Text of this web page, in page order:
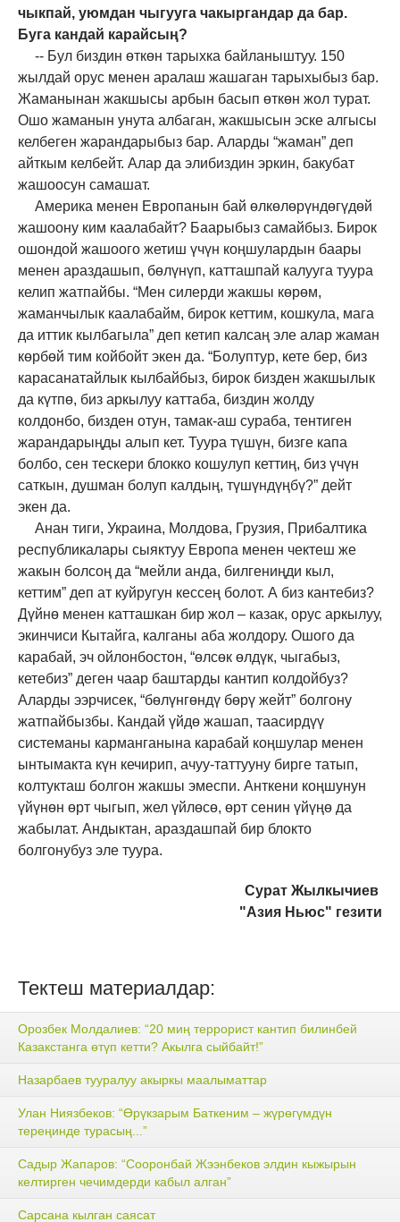
чыкпай, уюмдан чыгууга чакыргандар да бар.
Буга кандай карайсың?
-- Бул биздин өткөн тарыхка байланыштуу. 150
жылдай орус менен аралаш жашаган тарыхыбыз бар.
Жаманынан жакшысы арбын басып өткөн жол турат.
Ошо жаманын унута албаган, жакшысын эске алгысы
келбеген жарандарыбыз бар. Аларды “жаман” деп
айткым келбейт. Алар да элибиздин эркин, бакубат
жашоосун самашат.
Америка менен Европанын бай өлкөлөрүндөгүдөй
жашоону ким каалабайт? Баарыбыз самайбыз. Бирок
ошондой жашоого жетиш үчүн коңшулардын баары
менен араздашып, бөлүнүп, катташпай калууга туура
келип жатпайбы. “Мен силерди жакшы көрөм,
жаманчылык каалабайм, бирок кеттим, кошкула, мага
да иттик кылбагыла” деп кетип калсаң эле алар жаман
көрбөй тим койбойт экен да. “Болуптур, кете бер, биз
карасанатайлык кылбайбыз, бирок бизден жакшылык
да күтпө, биз аркылуу каттаба, биздин жолду
колдонбо, бизден отун, тамак-аш сураба, тентиген
жарандарыңды алып кет. Туура түшүн, бизге капа
болбо, сен тескери блокко кошулуп кеттиң, биз үчүн
саткын, душман болуп калдың, түшүндүңбү?” дейт
экен да.
Анан тиги, Украина, Молдова, Грузия, Прибалтика
республикалары сыяктуу Европа менен чектеш же
жакын болсоң да “мейли анда, билгениңди кыл,
кеттим” деп ат куйругун кессең болот. А биз кантебиз?
Дүйнө менен катташкан бир жол – казак, орус аркылуу,
экинчиси Кытайга, калганы аба жолдору. Ошого да
карабай, эч ойлонбостон, “өлсөк өлдүк, чыгабыз,
кетебиз” деген чаар баштарды кантип колдойбуз?
Аларды ээрчисек, “бөлүнгөндү бөрү жейт” болгону
жатпайбызбы. Кандай үйдө жашап, таасирдүү
системаны карманганына карабай коңшулар менен
ынтымакта күн кечирип, ачуу-таттууну бирге татып,
колтукташ болгон жакшы эмеспи. Анткени коңшунун
үйүнөн өрт чыгып, жел үйлөсө, өрт сенин үйүңө да
жабылат. Андыктан, араздашпай бир блокто
болгонубуз эле туура.
Сурат Жылкычиев
"Азия Ньюс" гезити
Тектеш материалдар:
Орозбек Молдалиев: “20 миң террорист кантип билинбей
Казакстанга өтүп кетти? Акылга сыйбайт!”
Назарбаев тууралуу акыркы маалыматтар
Улан Ниязбеков: “Өрүкзарым Баткеним – жүрөгүмдүн
тереңинде турасың...”
Садыр Жапаров: “Сооронбай Жээнбеков элдин кыжырын
келтирген чечимдерди кабыл алган”
Сарсана кылган саясат